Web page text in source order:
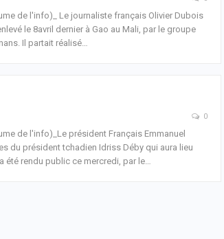
de l'info)_ Le journaliste français Olivier Dubois
le 8avril dernier à Gao au Mali, par le groupe
Il partait réalisé…
0
de l'info)_Le président Français Emmanuel
du président tchadien Idriss Déby qui aura lieu
été rendu public ce mercredi, par le…